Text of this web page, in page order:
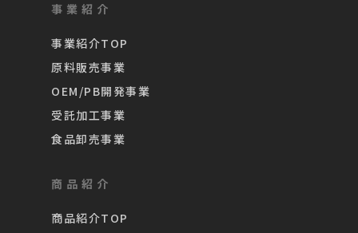
事業紹介
事業紹介TOP
原料販売事業
OEM/PB開発事業
受託加工事業
食品卸売事業
商品紹介
商品紹介TOP